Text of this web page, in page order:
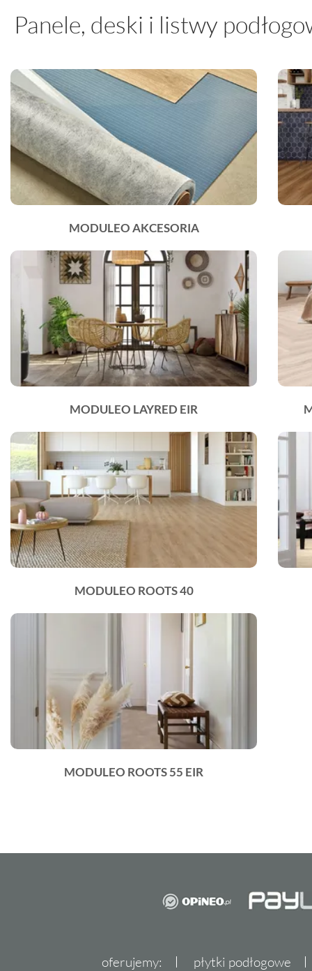
Panele, deski i listwy
MODULEO AKCESORIA
MODULEO LAYRED EIR
MODULEO ROOTS 40
MODULEO ROOTS 55 EIR
oferujemy: płytki podłogowe